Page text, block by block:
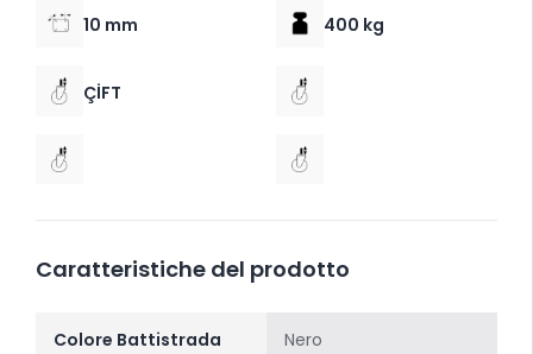
10 mm 400 kg
ÇİFT
Caratteristiche del prodotto
Colore Battistrada Nero